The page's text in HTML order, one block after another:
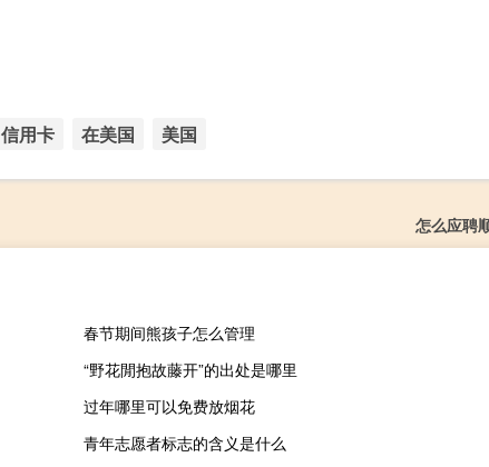
信用卡 在美国 美国
怎么应聘
春节期间熊孩子怎么管理
“野花閒抱故藤开”的出处是哪里
过年哪里可以免费放烟花
青年志愿者标志的含义是什么